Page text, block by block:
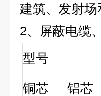
建筑、发射
2、 屏蔽电缆、
型号
铜芯
铝芯